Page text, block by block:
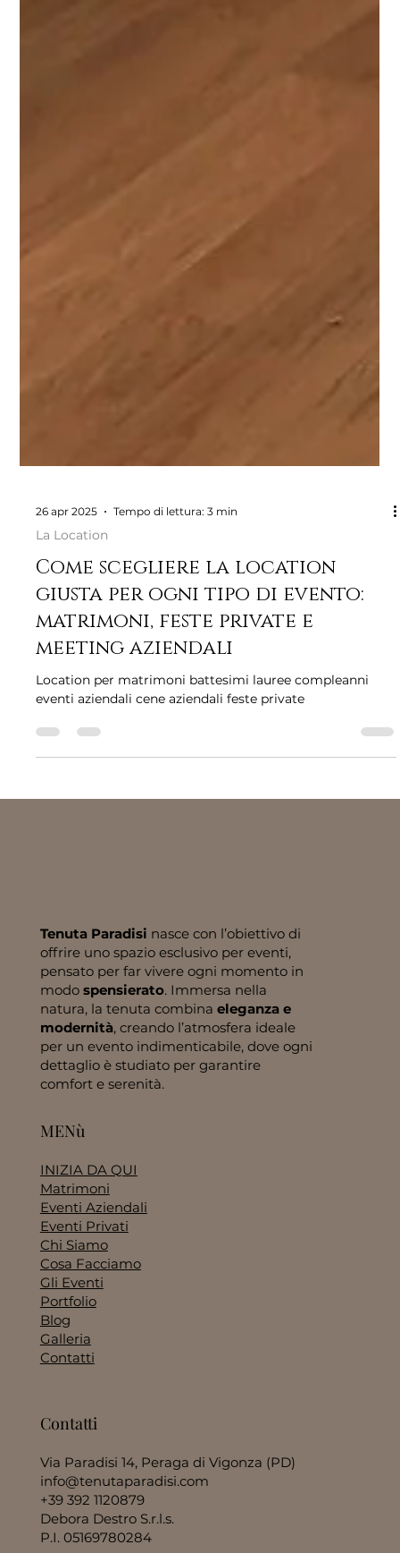
La Location
Come scegliere la location
giusta per ogni tipo di evento:
matrimoni, feste private e
meeting aziendali
eventi aziendali cene aziendali feste private
Tenuta Paradisinasce con l’obiettivo di
offrire uno spazio esclusivo per eventi,
pensato per far vivere ogni momento in
modospensierato. Immersa nella
natura, la tenuta combinaeleganza e
modernità , creando l’atmosfera ideale
per un evento indimenticabile, dove ogni
comfort e serenità.
MENù
INIZIA DA QUI
Matrimoni
Eventi Aziendali
Eventi Privati
Chi Siamo
Cosa Facciamo
Gli Eventi
Portfolio
Blog
Contatti
Via Paradisi 14, Peraga di Vigonza (PD)
info@tenutaparadisi.com
+39 392 1120879